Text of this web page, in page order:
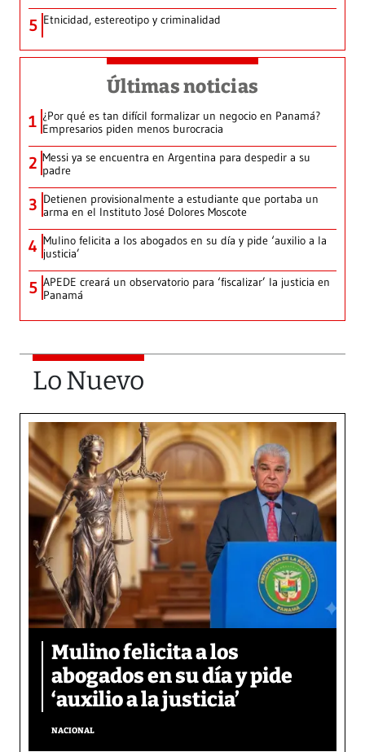
5 Etnicidad, estereotipo y criminalidad
Últimas noticias
1 ¿Por qué es tan difícil formalizar un negocio en Panamá?
Empresarios piden menos burocracia
2 Messi ya se encuentra en Argentina para despedir a su
padre
3 Detienen provisionalmente a estudiante que portaba un
arma en el Instituto José Dolores Moscote
4 Mulino felicita a los abogados en su día y pide ‘auxilio a la
justicia’
5 APEDE creará un observatorio para ‘fiscalizar’ la justicia en
Panamá
Lo Nuevo
Mulino felicita a los
abogados en su día y pide
‘auxilio a la justicia’
NACIONAL